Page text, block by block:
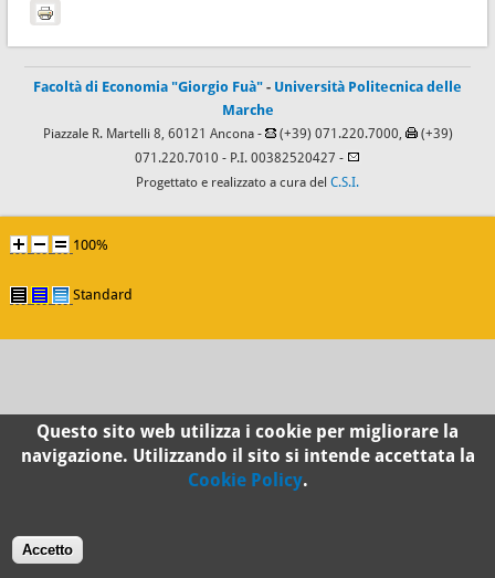
Facoltà di Economia "Giorgio Fuà" - Università Politecnica delle
Marche
Piazzale R. Martelli 8, 60121 Ancona - (+39) 071.220.7000,
(+39)
071.220.7010 - P.I. 00382520427 -
Progettato e realizzato a cura del C.S.I.
100%
Standard
Questo sito web utilizza i cookie per migliorare la
navigazione. Utilizzando il sito si intende accettata la
Cookie Policy.
Accetto